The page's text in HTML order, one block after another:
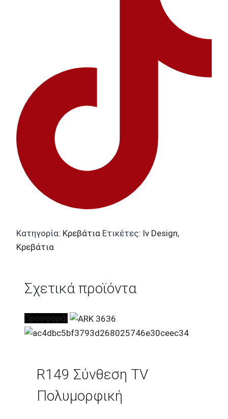
Κατηγορία: Κρεβάτια Ετικέτες: Iv Design,
Κρεβάτια
Σχετικά προϊόντα
Προσφορά!
R149 Σύνθεση TV
Πολυμορφική